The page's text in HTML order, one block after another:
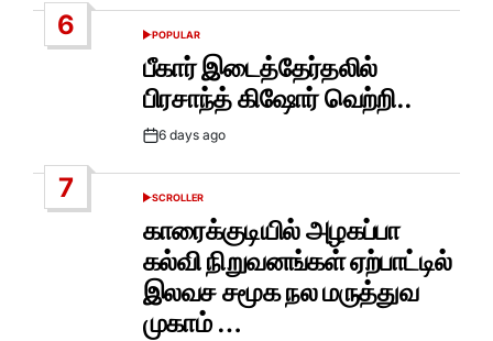
6
POSTED
IN
POPULAR
பீகார் இடைத்தேர்தலில்
பிரசாந்த் கிஷோர் வெற்றி..
Post6 days ago
7
POSTED
SCROLLER
காரைக்குடியில் அழகப்பா
கல்வி நிறுவனங்கள் ஏற்பாட்டில்
இலவச சமூக நல மருத்துவ
முகாம் …